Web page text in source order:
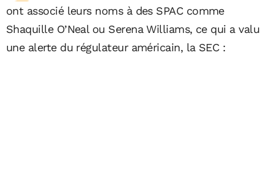
ont associé leurs noms à des SPAC comme
Shaquille O’Neal ou Serena Williams, ce qui a valu
une alerte du régulateur américain, la SEC :